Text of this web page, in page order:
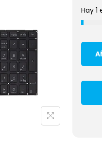
Hay 1